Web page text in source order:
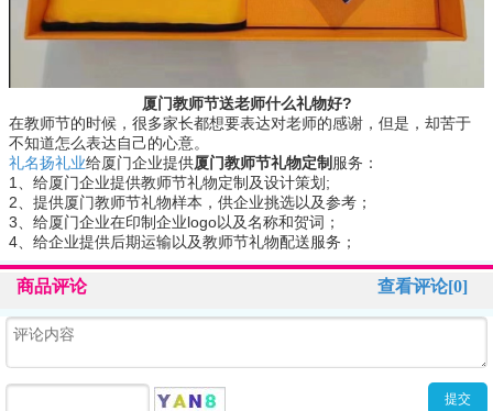
厦门教师节送老师什么礼物好?
在教师节的时候，很多家长都想要表达对老师的感谢，但是，却苦于
不知道怎么表达自己的心意。
礼名扬礼业给厦门企业提供厦门教师节礼物定制 服务：
1、给厦门企业提供教师节礼物定制及设计策划 ;
2、提供厦门教师节礼物样本，供企业挑选以及参考；
3、给厦门企业在印制企业logo以及名称和贺词；
4、给企业提供后期运输以及教师节礼物配送服务；
查看评论[0]
商品评论